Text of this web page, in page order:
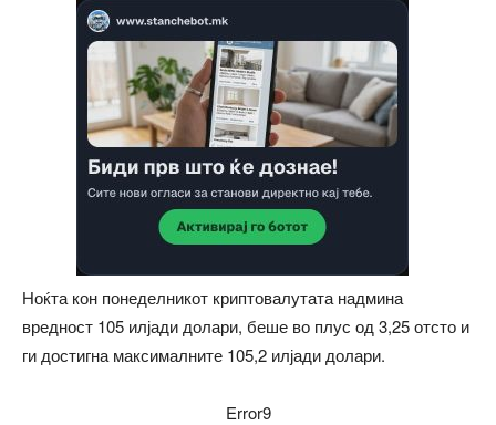
Ноќта кон понеделникот криптовалутата надмина
вредност 105 илјади долари, беше во плус од 3,25 отсто и
ги достигна максималните 105,2 илјади долари.
Error9